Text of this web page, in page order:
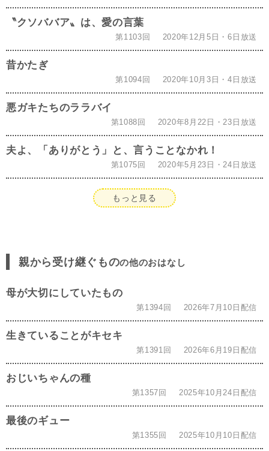
〝クソババア〟は、愛の言葉
第1103回 2020年12月5日・6日放送
昔かたぎ
第1094回 2020年10月3日・4日放送
悪ガキたちのララバイ
第1088回 2020年8月22日・23日放送
夫よ、「ありがとう」と、言うことなかれ！
第1075回 2020年5月23日・24日放送
もっと見る
親から受け継ぐものの他のおはなし
母が大切にしていたもの
第1394回 2026年7月10日配信
生きていることがキセキ
第1391回 2026年6月19日配信
おじいちゃんの種
第1357回 2025年10月24日配信
最後のギュー
第1355回 2025年10月10日配信